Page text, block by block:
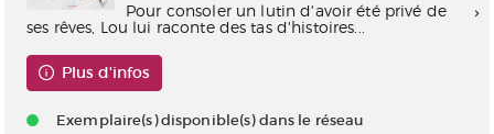
Pour consoler un lutin d'avoir été privé de
ses rêves, Lou lui raconte des tas d'histoires...
Plus d'infos
Exemplaire(s) disponible(s) dans le réseau